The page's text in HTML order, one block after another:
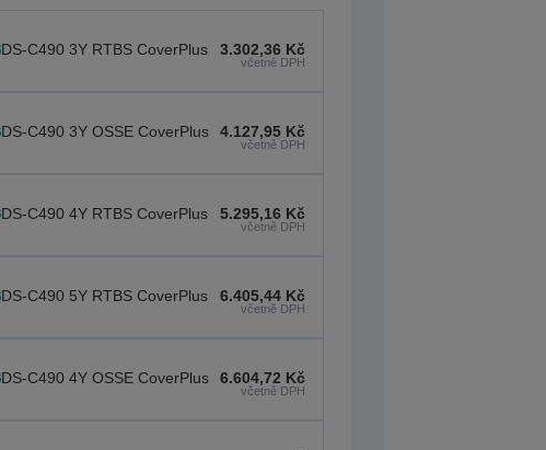
DS-C490 3Y RTBS CoverPlus 3.302,36 Kč
včetně DPH
DS-C490 3Y OSSE CoverPlus 4.127,95 Kč
včetně DPH
DS-C490 4Y RTBS CoverPlus 5.295,16 Kč
včetně DPH
DS-C490 5Y RTBS CoverPlus 6.405,44 Kč
včetně DPH
DS-C490 4Y OSSE CoverPlus 6.604,72 Kč
včetně DPH